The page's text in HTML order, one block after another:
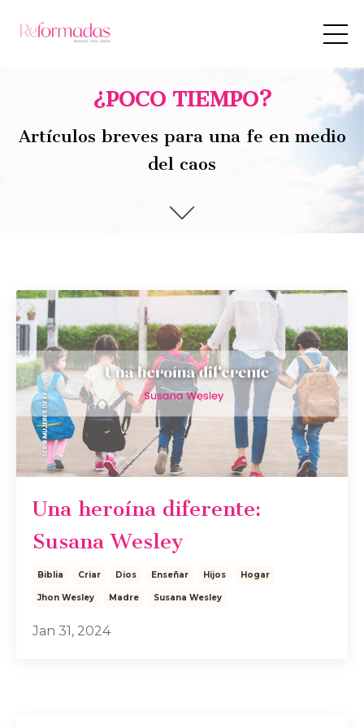
¿POCO TIEMPO?
Artículos breves para una fe en medio
del caos
Una heroína diferente:
Susana Wesley
Biblia Criar Dios Enseñar Hijos Hogar
Jhon Wesley Madre Susana Wesley
Jan 31, 2024